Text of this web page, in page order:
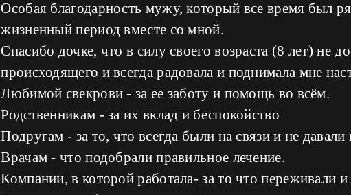
Особая благодарность мужу, который все время был
жизненный период вместе со мной.
Спасибо дочке, что в силу своего возраста (8 лет) не
происходящего и всегда радовала и поднимала мне
Любимой свекрови - за ее заботу и помощь во всём.
Родственникам - за их вклад и беспокойство
Подругам - за то, что всегда были на связи и не давали
Врачам - что подобрали правильное лечение.
Компании, в которой работала- за то что переживали